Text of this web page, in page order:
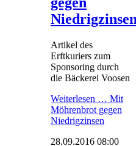
Artikel des
Erftkuriers zum
Sponsoring durch
die Bäckerei Voosen
Weiterlesen … Mit
Möhrenbrot gegen
Niedrigzinsen
28.09.2016 08:00